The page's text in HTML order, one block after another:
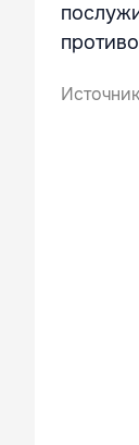
Источник